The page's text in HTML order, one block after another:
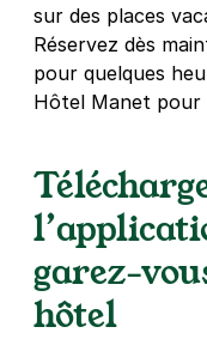
2,50 €/heure,23 €/
Réserver
+ Abonnements
70
2,50 €/heure
sur des places
Réservez dès
pour quelques
Hôtel Manet pour
garez-
hôtel